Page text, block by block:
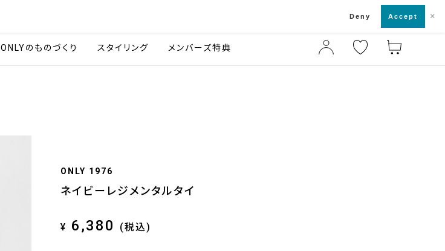
ONLYのものづくり スタイリング メンバーズ特典
ONLY 1976
ネイビーレジメンタルタイ
¥ 6,380 (税込)
Deny Accept ×